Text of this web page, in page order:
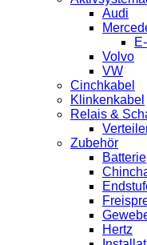
Audi
Volvo
VW
Cinchkabel
Klinkenkabel
Relais &
Zubehör
Batterie
Hertz